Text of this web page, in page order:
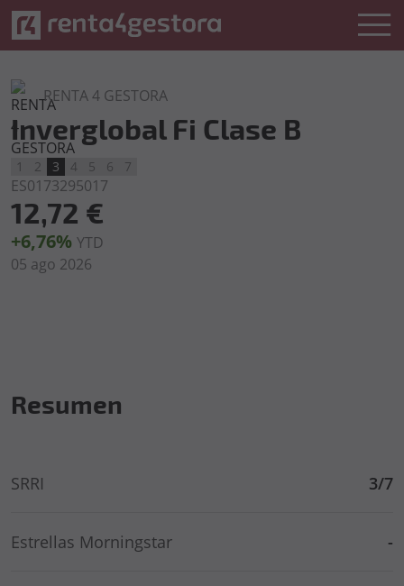
RENTA 4 GESTORA
Inverglobal Fi Clase B
1 2 3 4 5 6 7
ES0173295017
12,72 €
+6,76% YTD
05 ago 2026
Resumen
SRRI 3/7
Estrellas Morningstar -